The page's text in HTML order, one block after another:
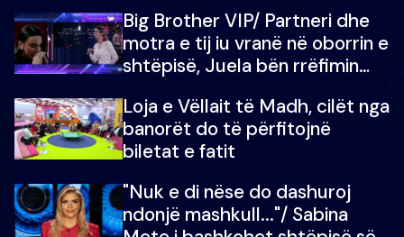
Big Brother VIP/ Partneri dhe
motra e tij iu vranë në oborrin e
shtëpisë, Juela bën rrëfimin
do të martoheshim, por zemra
mu copëtua
Loja e Vëllait të Madh, cilët nga
banorët do të përfitojnë
biletat e fatit
"Nuk e di nëse do dashuroj
ndonjë mashkull..."/ Sabina